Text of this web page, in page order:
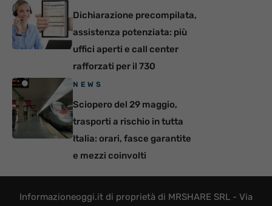
Dichiarazione precompilata,
assistenza potenziata: più
uffici aperti e call center
rafforzati per il 730
NEWS
Sciopero del 29 maggio,
trasporti a rischio in tutta
Italia: orari, fasce garantite
e mezzi coinvolti
Informazioneoggi.it di proprietà di MRSHARE SRL - Via